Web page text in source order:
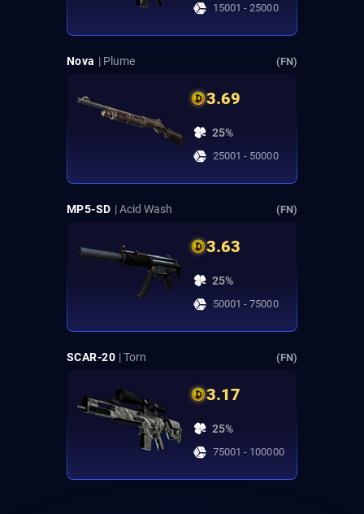
15001 - 25000
Nova | Plume (FN)
3.69
25%
25001 - 50000
MP5-SD | Acid Wash (FN)
3.63
25%
50001 - 75000
SCAR-20 | Torn (FN)
3.17
25%
75001 - 100000